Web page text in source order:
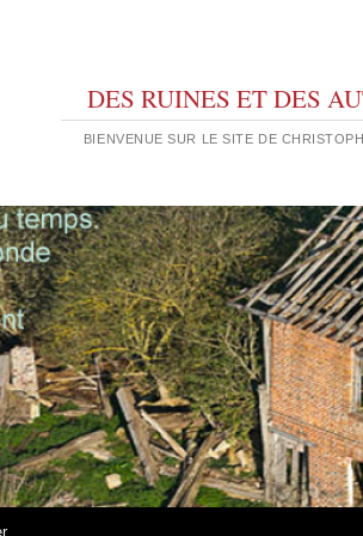
DES RUINES ET DES
BIENVENUE SUR LE SITE DE